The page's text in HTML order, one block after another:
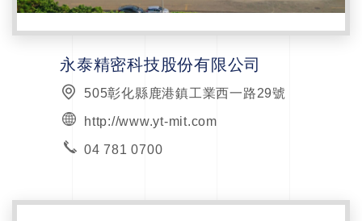
永泰精密科技股份有限公司
505彰化縣鹿港鎮工業西一路29號
http://www.yt-mit.com
04 781 0700